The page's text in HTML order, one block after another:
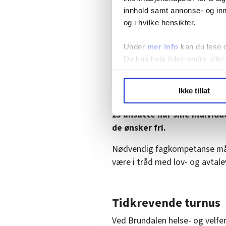
innhold samt annonse- og
og i hvilke hensikter.
Under mer info kan du lese
Du kan hele tiden endre
hvordan våre nettsider blir
annonsering. Disse er
Ikke tillat
sykemelding, forklarer
kolonne.
Grå firkanter viser tildelte
hele ser ut som en gigantisk
Dag-, kvelds- og
hver eneste vakt er det
25 ansatte har sine
de ønsker fri.
Nødvendig fagkompetanse
være i tråd med lov- og
Tidkrevende turnus
Ved Brundalen helse- og